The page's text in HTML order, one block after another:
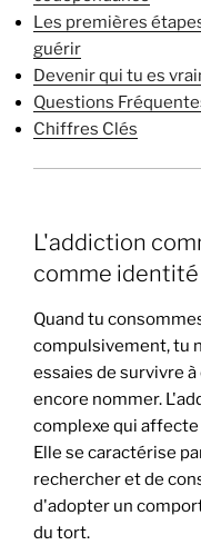
Les premières
guérir
Devenir qui tu es
Questions
Chiffres Clés
L'addiction
comme identité
Quand tu
compulsivement, tu
essaies de survivre
encore nommer.
complexe qui
Elle se caractérise
rechercher et de
d'adopter un
du tort.